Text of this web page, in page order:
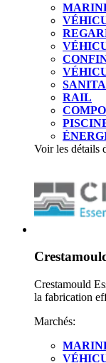
RAIL
Voir les détails
Crestamould
la fabrication
Marchés: